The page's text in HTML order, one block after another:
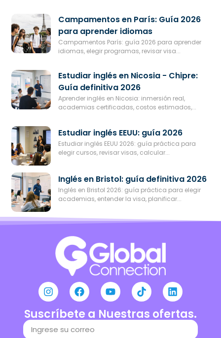
Campamentos en París: Guía 2026
para aprender idiomas
Campamentos París: guía 2026 para aprender
idiomas, elegir programas, revisar visa...
Estudiar inglés en Nicosia - Chipre:
Guía definitiva 2026
Aprender inglés en Nicosia: inmersión real,
academias certificadas, costos estimados,...
Estudiar inglés EEUU: guía 2026
Estudiar inglés EEUU 2026: guía práctica para
elegir cursos, revisar visas, calcular...
Inglés en Bristol: guía definitiva 2026
Inglés en Bristol 2026: guía práctica para elegir
academias, entender la visa, planificar...
Suscríbete a Nuestras ofertas.